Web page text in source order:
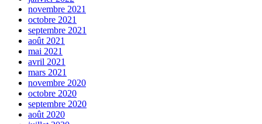
novembre 2021
octobre 2021
septembre 2021
août 2021
mai 2021
avril 2021
mars 2021
novembre 2020
octobre 2020
septembre 2020
août 2020